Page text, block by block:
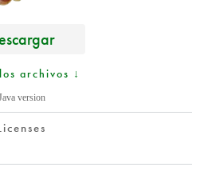
Más...
archivos ↓
version